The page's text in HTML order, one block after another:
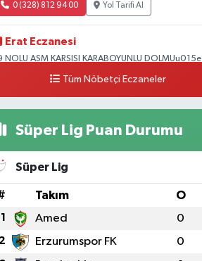
0 (328) 812 94 00 Yol Tarifi Al
Erat Eczanesi
NOLU ASM KARSISI KARABOYUNLU DOLMUu015e
Tüm Nöbetçi Eczaneler
Süper Lig Puan Durumu
Süper Lig
Takım O
1 Amed 0
2 Erzurumspor FK 0